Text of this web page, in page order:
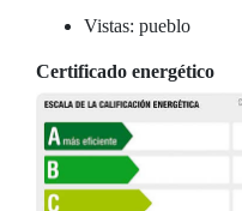
Vistas: pueblo
Certificado energético